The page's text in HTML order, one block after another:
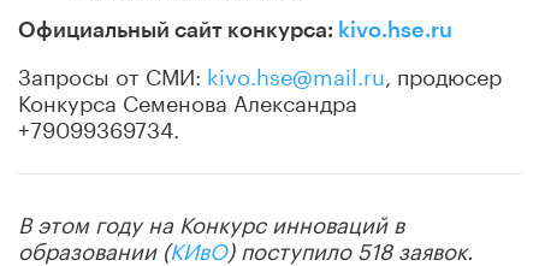
Официальный сайт конкурса: kivo.hse.ru
Запросы от СМИ: kivo.hse@mail.ru , продюсер
Конкурса Семенова Александра
+79099369734.
В этом году на Конкурс инноваций в
образовании (КИвО) поступило 518 заявок.